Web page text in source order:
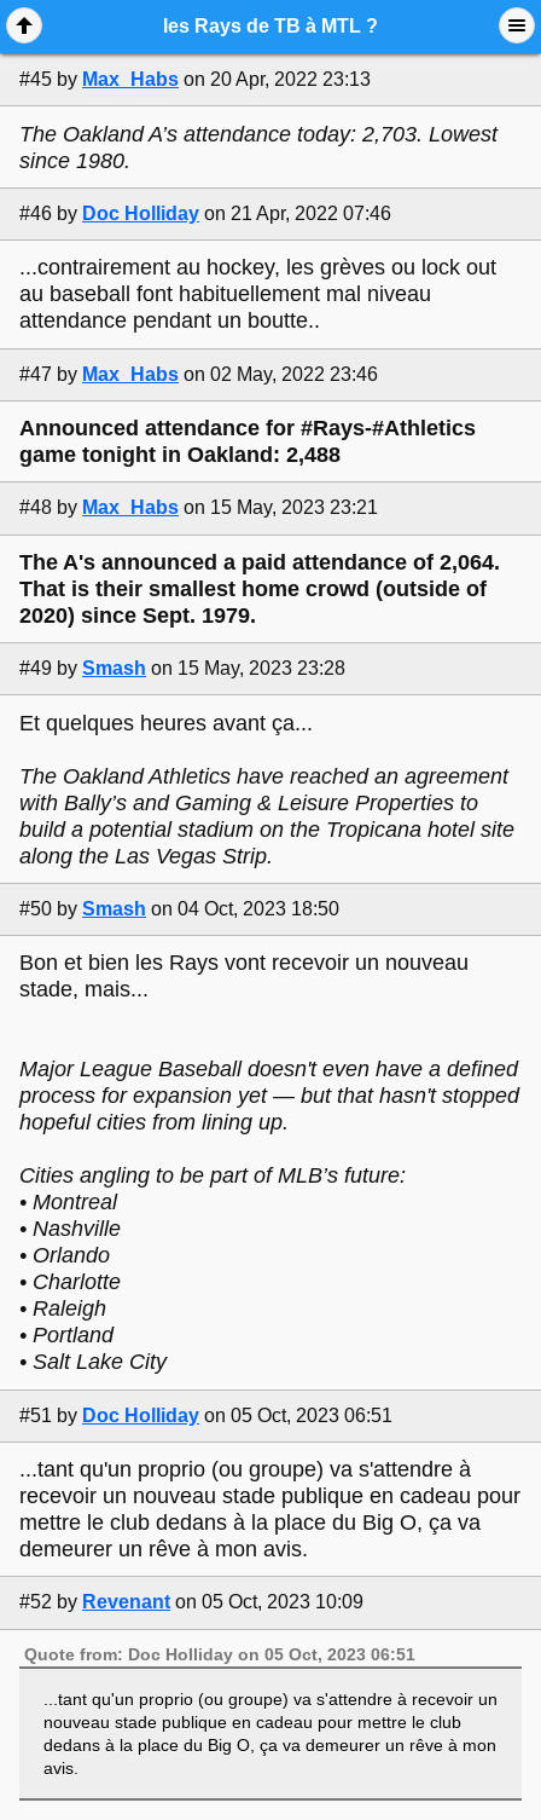
les Rays de TB à MTL ?
#45 by Max_Habs on 20 Apr, 2022 23:13
The Oakland A’s attendance today: 2,703. Lowest
since 1980.
#46 by Doc Holliday on 21 Apr, 2022 07:46
...contrairement au hockey, les grèves ou lock out
au baseball font habituellement mal niveau
attendance pendant un boutte..
#47 by Max_Habs on 02 May, 2022 23:46
Announced attendance for #Rays-#Athletics
game tonight in Oakland: 2,488
#48 by Max_Habs on 15 May, 2023 23:21
The A's announced a paid attendance of 2,064.
That is their smallest home crowd (outside of
2020) since Sept. 1979.
#49 by Smash on 15 May, 2023 23:28
Et quelques heures avant ça...
The Oakland Athletics have reached an agreement
with Bally’s and Gaming & Leisure Properties to
build a potential stadium on the Tropicana hotel site
along the Las Vegas Strip.
#50 by Smash on 04 Oct, 2023 18:50
Bon et bien les Rays vont recevoir un nouveau
stade, mais...
Major League Baseball doesn't even have a defined
process for expansion yet — but that hasn't stopped
hopeful cities from lining up.
Cities angling to be part of MLB’s future:
• Montreal
• Nashville
• Orlando
• Charlotte
• Raleigh
• Portland
• Salt Lake City
#51 by Doc Holliday on 05 Oct, 2023 06:51
...tant qu'un proprio (ou groupe) va s'attendre à
recevoir un nouveau stade publique en cadeau pour
mettre le club dedans à la place du Big O, ça va
demeurer un rêve à mon avis.
#52 by Revenant on 05 Oct, 2023 10:09
Quote from: Doc Holliday on 05 Oct, 2023 06:51
...tant qu'un proprio (ou groupe) va s'attendre à recevoir un
nouveau stade publique en cadeau pour mettre le club
dedans à la place du Big O, ça va demeurer un rêve à mon
avis.